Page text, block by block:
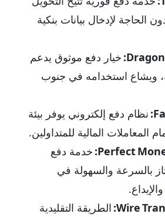
الحاجة لإدخال بيانات بنكية
خيار دفع موثوق يدعم
ويشاع استخدامه في جنوب
نظام دفع إلكتروني يوفر بيئة
المعاملات المالية للمتداولين.
خدمة دفع
بالسرعة والسهولة في
الطريقة التقليدية